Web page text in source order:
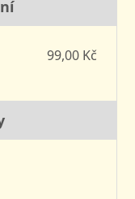
99,00 Kč